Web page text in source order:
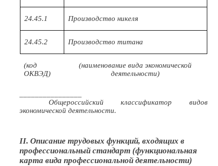
24.45.1 Производство никеля
24.45.2 Производство титана
(код
ОКВЭД)
(наименование вида экономической
деятельности)
Общероссийский классификатор видов
экономической деятельности.
II. Описание трудовых функций, входящих в
профессиональный стандарт (функциональная
карта вида профессиональной деятельности)